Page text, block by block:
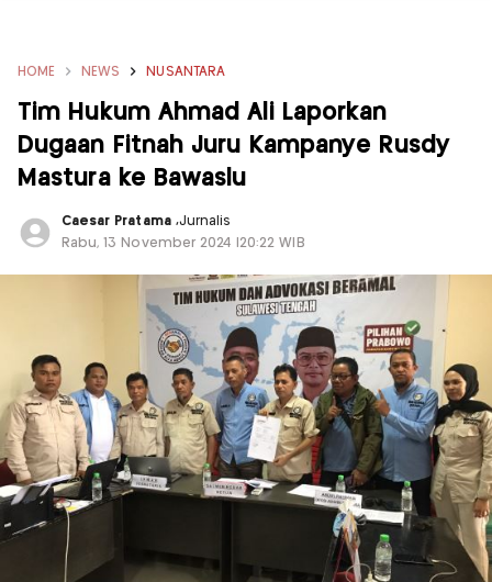
HOME NEWS NUSANTARA
Tim Hukum Ahmad Ali Laporkan
Dugaan Fitnah Juru Kampanye Rusdy
Mastura ke Bawaslu
Caesar Pratama ,Jurnalis
Rabu, 13 November 2024 |20:22 WIB